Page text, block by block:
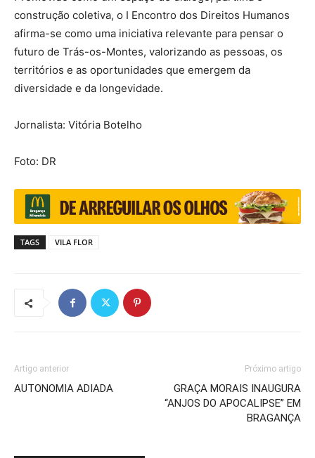
construção coletiva, o I Encontro dos Direitos Humanos
afirma-se como uma iniciativa relevante para pensar o
futuro de Trás-os-Montes, valorizando as pessoas, os
territórios e as oportunidades que emergem da
diversidade e da longevidade.
Jornalista: Vitória Botelho
Foto: DR
TAGS VILA FLOR
Artigo anterior
AUTONOMIA ADIADA
Próximo artigo
GRAÇA MORAIS INAUGURA
“ANJOS DO APOCALIPSE” EM
BRAGANÇA